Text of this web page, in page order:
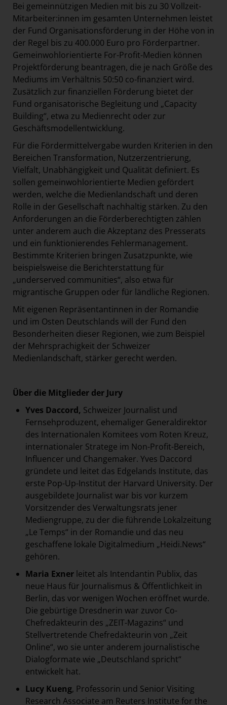
Bei gemeinnützigen Medien mit bis zu 30 Vollzeit-
Mitarbeiter:innen im gesamten Unternehmen leistet
der Fund Organisationsförderung in der Höhe von in
der Regel bis zu 400.000 Euro pro Förderpartner.
Gemeinwohlorientierte For-Profit-Medien können
Projektförderung beantragen, die je nach Größe des
Mediums im Verhältnis 50:50 co-finanziert wird.
Zusätzlich zur finanziellen Förderung bietet der
Fund organisatorische Begleitung und „Capacity
Building“, etwa zu Medienrecht oder zur
Geschäftsmodellentwicklung.
Für die Fördermittelvergabe wurden Kriterien in den
Bereichen Transformation, Nutzerzentrierung,
Vielfalt, Unabhängigkeit und Qualität definiert. Es
sollen gemeinwohlorientierte Medien gefördert
werden, welche die Medienlandschaft und deren
Rolle in der Gesellschaft nachhaltig stärken. Zu den
Anforderungen an die Förderberechtigten zählen
unter anderem auch die Akzeptanz des Presserats
und ein funktionierendes Fehlermanagement.
Bestimmte Kriterien bringen Zusatzpunkte, wie
beispielsweise die Berichterstattung für
„underserved communities“, also etwa für
migrantische Gruppen oder für ländliche Regionen.
Mit eigenen Repräsentantinnen in der Romandie
und im Osten Deutschlands will der Fund den
Besonderheiten dieser Regionen, wie zum Beispiel
der Mehrsprachigkeit der Schweizer
Medienlandschaft, stärker gerecht werden.
Über die Mitglieder der Jury
Yves Daccord, Schweizer Journalist und
Fernsehproduzent, ehemaliger Generaldirektor
des Internationalen Komitees vom Roten Kreuz,
internationaler Stratege im Non-Profit-Bereich,
Influencer und Changemaker. Yves Daccord
gründete und leitet das Edgelands Institute, das
erste Pop-Up-Institut der Harvard University. Der
ausgebildete Journalist war bis vor kurzem
Vorsitzender des Verwaltungsrats jener
Mediengruppe, zu der die führende Lokalzeitung
„Le Temps“ in der Romandie und das neu
geschaffene lokale Digitalmedium „Heidi.News“
gehören.
Maria Exner leitet als Intendantin Publix, das
neue Haus für Journalismus & Öffentlichkeit in
Berlin, das vor wenigen Wochen eröffnet wurde.
Die gebürtige Dresdnerin war zuvor Co-
Chefredakteurin des „ZEIT-Magazins“ und
Stellvertretende Chefredakteurin von „Zeit
Online“, wo sie unter anderem journalistische
Dialogformate wie „Deutschland spricht“
entwickelt hat.
Lucy Kueng, Professorin und Senior Visiting
Research Associate am Reuters Institute for the